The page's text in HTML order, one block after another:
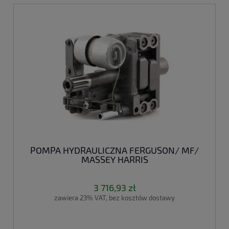
POMPA HYDRAULICZNA FERGUSON/ MF/
MASSEY HARRIS
3 716,93 zł
zawiera 23% VAT, bez kosztów dostawy